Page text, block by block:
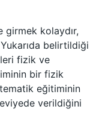
girmek kolaydır,
belirtildiği
fizik ve
bir fizik
eğitiminin
verildiğini